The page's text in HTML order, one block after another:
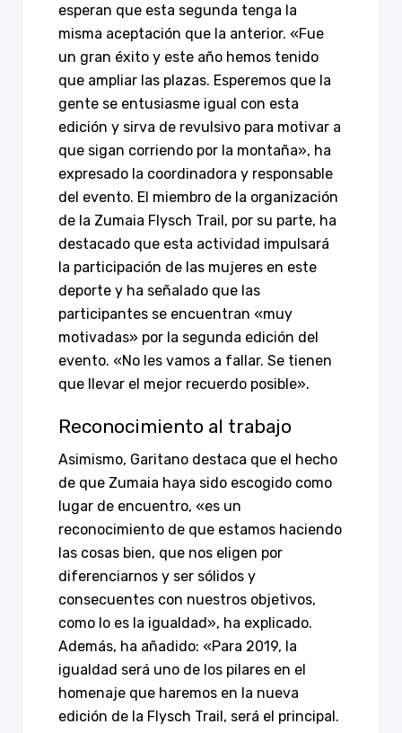
esperan que esta segunda tenga la
misma aceptación que la anterior. «Fue
un gran éxito y este año hemos tenido
que ampliar las plazas. Esperemos que la
gente se entusiasme igual con esta
edición y sirva de revulsivo para motivar a
que sigan corriendo por la montaña», ha
expresado la coordinadora y responsable
del evento. El miembro de la organización
de la Zumaia Flysch Trail, por su parte, ha
destacado que esta actividad impulsará
la participación de las mujeres en este
deporte y ha señalado que las
participantes se encuentran «muy
motivadas» por la segunda edición del
evento. «No les vamos a fallar. Se tienen
que llevar el mejor recuerdo posible».
Reconocimiento al trabajo
Asimismo, Garitano destaca que el hecho
de que Zumaia haya sido escogido como
lugar de encuentro, «es un
reconocimiento de que estamos haciendo
las cosas bien, que nos eligen por
diferenciarnos y ser sólidos y
consecuentes con nuestros objetivos,
como lo es la igualdad», ha explicado.
Además, ha añadido: «Para 2019, la
igualdad será uno de los pilares en el
homenaje que haremos en la nueva
edición de la Flysch Trail, será el principal.